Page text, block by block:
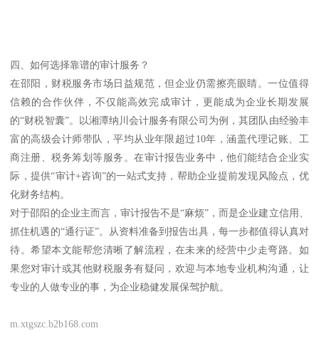
四、如何选择靠谱的审计服务？
在邵阳，财税服务市场日益规范，但企业仍需擦亮眼睛。一位值得
信赖的合作伙伴，不仅能高效完成审计，更能成为企业长期发展
的“财税智囊”。以湘潭纳川会计服务有限公司为例，其团队由经验丰
富的高级会计师带队，平均从业年限超过10年，涵盖代理记账、工
商注册、税务筹划等服务。在审计报告业务中，他们能结合企业实
际，提供“审计+咨询”的一站式支持，帮助企业提前发现风险点，优
化财务结构。
对于邵阳的企业主而言，审计报告不是“麻烦”，而是企业建立信用、
抓住机遇的“通行证”。从资料准备到报告出具，每一步都值得认真对
待。希望本文能帮您清晰了解流程，在未来的经营中少走弯路。如
果您对审计或其他财税服务有疑问，欢迎与本地专业机构沟通，让
专业的人做专业的事，为企业稳健发展保驾护航。
m.xtgszc.b2b168.com